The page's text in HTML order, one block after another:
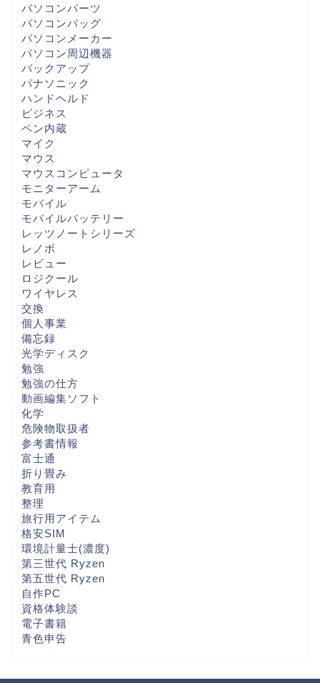
パソコンパーツ
パソコンバッグ
パソコンメーカー
パソコン周辺機器
バックアップ
パナソニック
ハンドヘルド
ビジネス
ペン内蔵
マイク
マウス
マウスコンピュータ
モニターアーム
モバイル
モバイルバッテリー
レッツノートシリーズ
レノボ
レビュー
ロジクール
ワイヤレス
交換
個人事業
備忘録
光学ディスク
勉強
勉強の仕方
動画編集ソフト
化学
危険物取扱者
参考書情報
富士通
折り畳み
教育用
整理
旅行用アイテム
格安SIM
環境計量士(濃度)
第三世代 Ryzen
第五世代 Ryzen
自作PC
資格体験談
電子書籍
青色申告